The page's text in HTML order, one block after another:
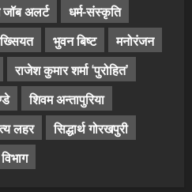
जॉब अलर्ट
धर्म-संस्कृति
भुवन बिष्ट
मनोरंजन
राजेश कुमार शर्मा ‘पुरोहित’
शिवम अन्तापुरिया
लहर
सिद्धार्थ गोरखपुरी